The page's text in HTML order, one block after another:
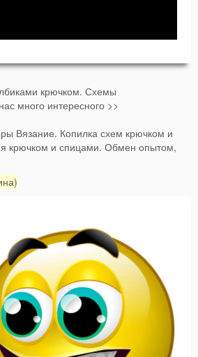
крючком. Схемы
много интересного >>
Вязание. Копилка схем крючком и
крючком и спицами. Обмен опытом,